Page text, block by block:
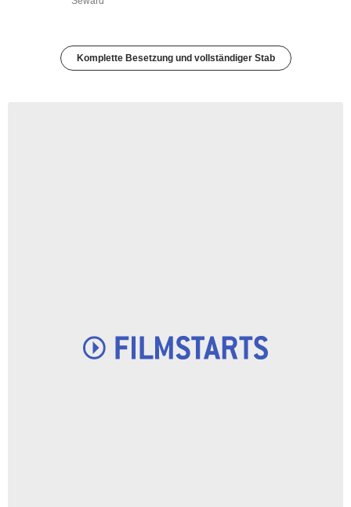
Komplette Besetzung und vollständiger Stab